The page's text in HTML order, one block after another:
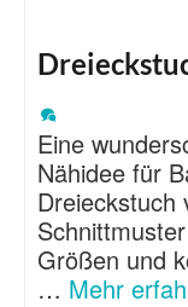
Eine
Nähidee für
Dreieckstuch
Größen und
… Mehr